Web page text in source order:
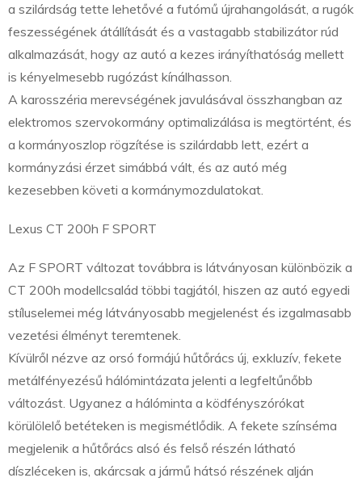
a szilárdság tette lehetővé a futómű újrahangolását, a rugók
feszességének átállítását és a vastagabb stabilizátor rúd
alkalmazását, hogy az autó a kezes irányíthatóság mellett
is kényelmesebb rugózást kínálhasson.
A karosszéria merevségének javulásával összhangban az
elektromos szervokormány optimalizálása is megtörtént, és
a kormányoszlop rögzítése is szilárdabb lett, ezért a
kormányzási érzet simábbá vált, és az autó még
kezesebben követi a kormánymozdulatokat.
Lexus CT 200h F SPORT
Az F SPORT változat továbbra is látványosan különbözik a
CT 200h modellcsalád többi tagjától, hiszen az autó egyedi
stíluselemei még látványosabb megjelenést és izgalmasabb
vezetési élményt teremtenek.
Kívülről nézve az orsó formájú hűtőrács új, exkluzív, fekete
metálfényezésű hálómintázata jelenti a legfeltűnőbb
változást. Ugyanez a hálóminta a ködfényszórókat
körülölelő betéteken is megismétlődik. A fekete színséma
megjelenik a hűtőrács alsó és felső részén látható
díszléceken is, akárcsak a jármű hátsó részének alján